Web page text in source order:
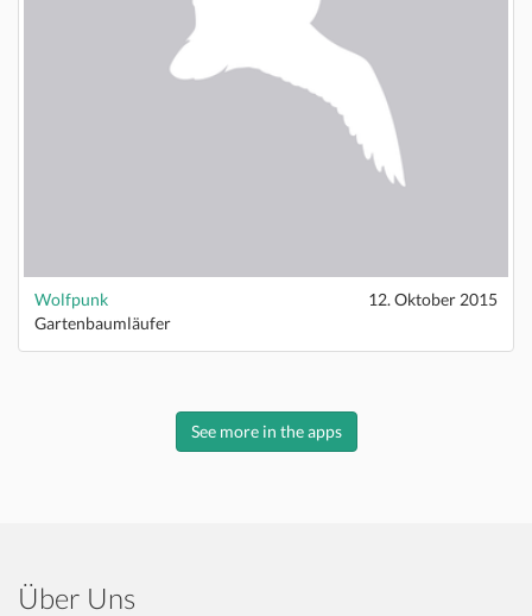
Wolfpunk
12. Oktober 2015
Gartenbaumläufer
See more in the apps
Über Uns